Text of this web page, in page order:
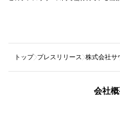
トップ プレスリリース 株式会社サ
会社